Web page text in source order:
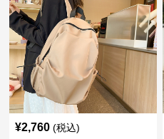
¥2,760 (税込)